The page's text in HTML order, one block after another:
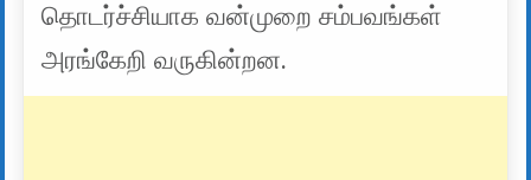
தொடர்ச்சியாக வன்முறை சம்பவங்கள்
அரங்கேறி வருகின்றன.